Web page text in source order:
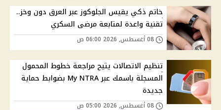
خاتم ذكي يقيس الجلوكوز عبر العرق دون وخز..
تقنية واعدة لمتابعة مرضى السكري
تنظيم الاتصالات يتيح مراجعة خطوط المحمول
المسجلة باسمك عبر My NTRA بضوابط حماية
جديدة